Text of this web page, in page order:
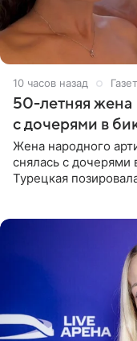
10 часов назад
50-летняя жена
с дочерями в
Жена народного
снялась с дочерями
Турецкая